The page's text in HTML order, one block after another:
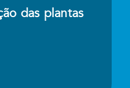
das plantas